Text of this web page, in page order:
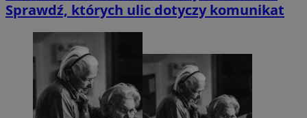
Sprawdź, których ulic dotyczy komunikat